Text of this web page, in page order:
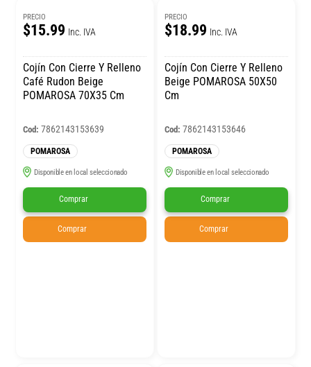
PRECIO
$15.99 Inc. IVA
Cojín Con Cierre Y Relleno
Café Rudon Beige
POMAROSA 70X35 Cm
Cod: 7862143153639
POMAROSA
Disponible en local seleccionado
Comprar
Comprar
PRECIO
$18.99 Inc. IVA
Cojín Con Cierre Y Relleno
Beige POMAROSA 50X50
Cm
Cod: 7862143153646
POMAROSA
Disponible en local seleccionado
Comprar
Comprar